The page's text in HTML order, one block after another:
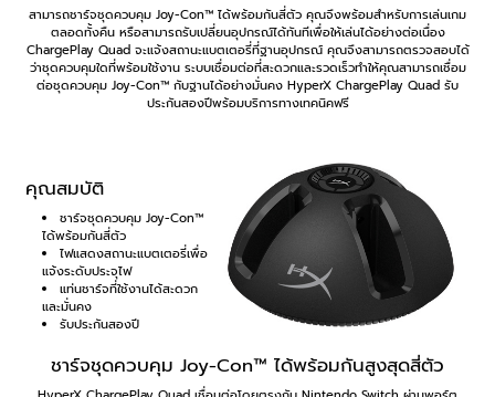
สามารถชาร์จชุดควบคุม Joy-Con™ ได้พร้อมกันสี่ตัว คุณจึงพร้อมสำหรับการเล่นเกม
ตลอดทั้งคืน หรือสามารถรับเปลี่ยนอุปกรณ์ได้ทันทีเพื่อให้เล่นได้อย่างต่อเนื่อง
ChargePlay Quad จะแจ้งสถานะแบตเตอรี่ที่ฐานอุปกรณ์ คุณจึงสามารถตรวจสอบได้
ว่าชุดควบคุมใดที่พร้อมใช้งาน ระบบเชื่อมต่อที่สะดวกและรวดเร็วทำให้คุณสามารถเชื่อม
ต่อชุดควบคุม Joy-Con™ กับฐานได้อย่างมั่นคง HyperX ChargePlay Quad รับ
ประกันสองปีพร้อมบริการทางเทคนิคฟรี
คุณสมบัติ
ชาร์จชุดควบคุม Joy-Con™
ได้พร้อมกันสี่ตัว
ไฟแสดงสถานะแบตเตอรี่เพื่อ
แจ้งระดับประจุไฟ
แท่นชาร์จที่ใช้งานได้สะดวก
และมั่นคง
รับประกันสองปี
ชาร์จชุดควบคุม Joy-Con™ ได้พร้อมกันสูงสุดสี่ตัว